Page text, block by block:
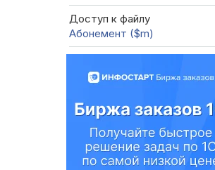
Доступ к файлу
Абонемент ($m)